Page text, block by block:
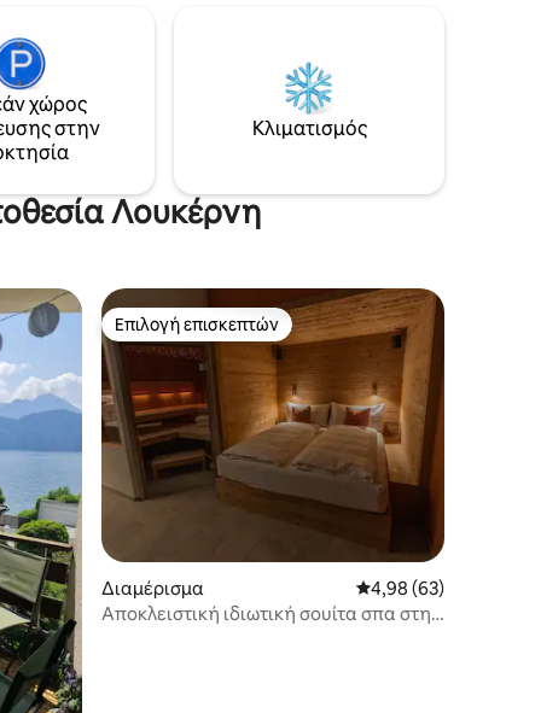
μια
Πίσω από το σπίτι ξεκινά ένα όμορφο
δάσος για πεζοπορία.
χώρος
στην
Κλιματισμός
Λουκέρνη
Επιλογή επισκεπτών
Επιλογή επισκεπτών
Διαμέρισμα Μέση βαθμολογία:
4,98 (63)
Αποκλειστική ιδιωτική σουίτα σπα στη